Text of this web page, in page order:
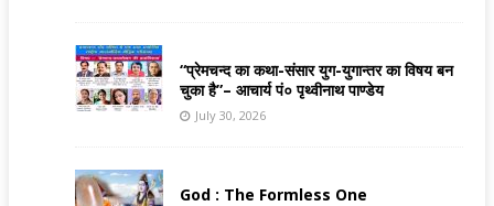
“प्रेमचन्द का कथा-संसार युग-युगान्तर का विषय बन
चुका है”– आचार्य पं० पृथ्वीनाथ पाण्डेय
July 30, 2026
God : The Formless One